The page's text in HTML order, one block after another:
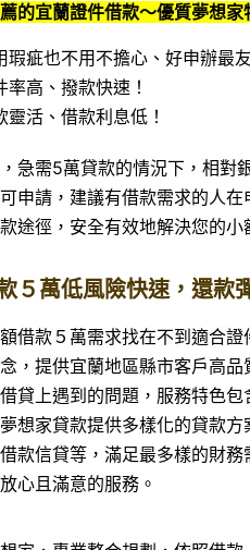
的宜蘭證件借款～優質夢想家
瑕疵也不用不擔心、好申辦最
率高、撥款快速！
靈活、借款利息低！
急需5萬貸款的情況下，相對
申請，建議有借款需求的人
途徑，安全有效地解決您的小
５萬低風險快速，還款
借款５萬需求找在不到適合
，提供宜蘭地區縣市客戶高
貸上遇到的問題，服務特色
想家貸款提供多樣化的貸款
款信貸等，滿足最多樣的財
心且滿意的服務。